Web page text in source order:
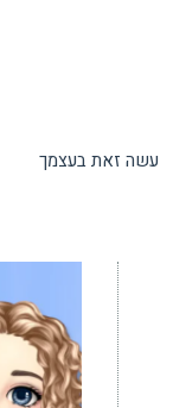
עשה זאת בעצמך